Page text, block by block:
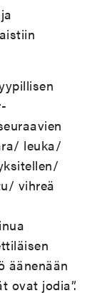
leuka/
vihreä
äänenään
ovat jodia”.